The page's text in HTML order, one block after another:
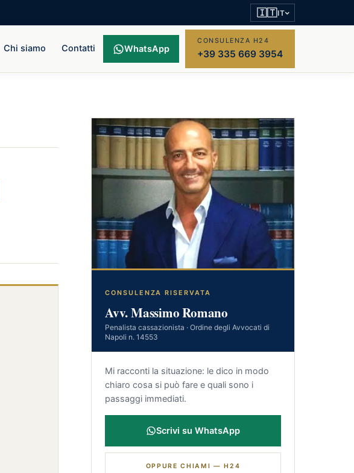
🇮🇹IT
Chi siamo Contatti WhatsApp
CONSULENZA H24
+39 335 669 3954
CONSULENZA RISERVATA
Avv. Massimo Romano
Penalista cassazionista · Ordine degli Avvocati di
Napoli n. 14553
Mi racconti la situazione: le dico in modo
chiaro cosa si può fare e quali sono i
passaggi immediati.
Scrivi su WhatsApp
OPPURE CHIAMI — H24